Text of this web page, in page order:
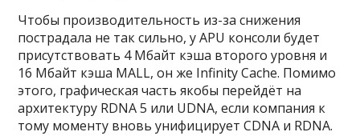
Чтобы производительность из-за снижения
пострадала не так сильно, у APU консоли будет
присутствовать 4 Мбайт кэша второго уровня и
16 Мбайт кэша MALL, он же Infinity Cache. Помимо
этого, графическая часть якобы перейдёт на
архитектуру RDNA 5 или UDNA, если компания к
тому моменту вновь унифицирует CDNA и RDNA.